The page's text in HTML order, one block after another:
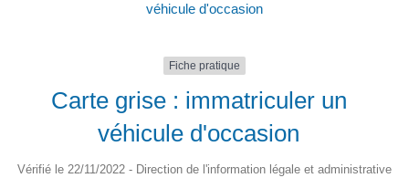
véhicule d'occasion
Fiche pratique
Carte grise : immatriculer un
véhicule d'occasion
Vérifié le 22/11/2022 - Direction de l'information légale et administrative